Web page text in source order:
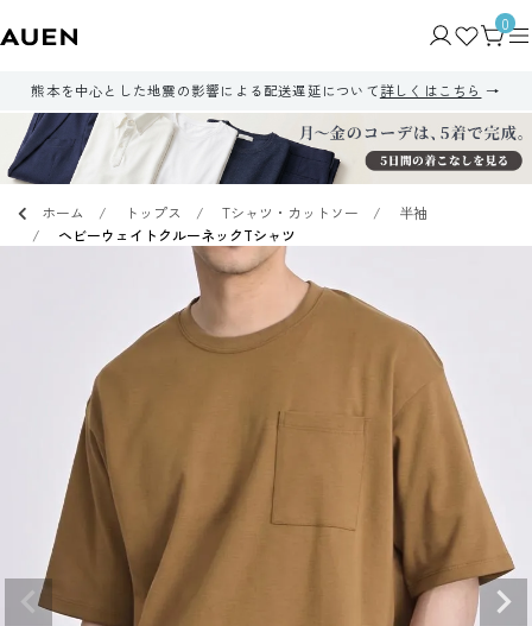
0
熊本を中心とした地震の影響による配送遅延について詳しくはこちら
ホーム トップス Tシャツ・カットソー
半袖
ヘビーウェイトクルーネックTシャツ